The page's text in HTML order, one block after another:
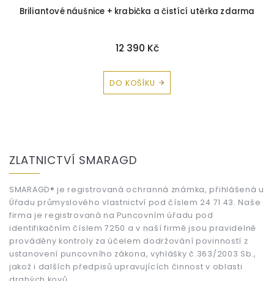
Briliantové náušnice + krabička a čistící utěrka zdarma
12 390 Kč
DO KOŠÍKU
ZLATNICTVÍ SMARAGD
SMARAGD® je registrovaná ochranná známka, přihlášená u
Úřadu průmyslového vlastnictví pod číslem 24 71 43. Naše
firma je registrovaná na Puncovním úřadu pod
identifikačním číslem 7250 a v naší firmě jsou pravidelně
prováděny kontroly za účelem dodržování povinností z
ustanovení puncovního zákona, vyhlášky č.363/2003 Sb.,
jakož i dalších předpisů upravujících činnost v oblasti